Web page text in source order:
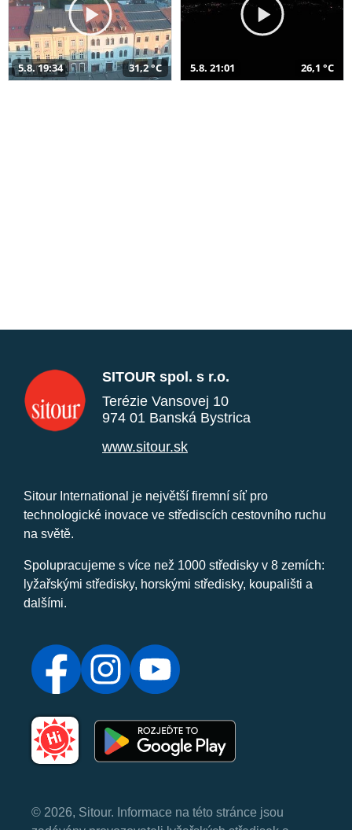
5.8. 19:34 31,2 °C 5.8. 21:01 26,1 °C
SITOUR spol. s r.o.
Terézie Vansovej 10
974 01 Banská Bystrica
www.sitour.sk
Sitour International je největší firemní síť pro
technologické inovace ve střediscích cestovního ruchu
na světě.
Spolupracujeme s více než 1000 středisky v 8 zemích:
lyžařskými středisky, horskými středisky, koupališti a
dalšími.
© 2026, Sitour. Informace na této stránce jsou